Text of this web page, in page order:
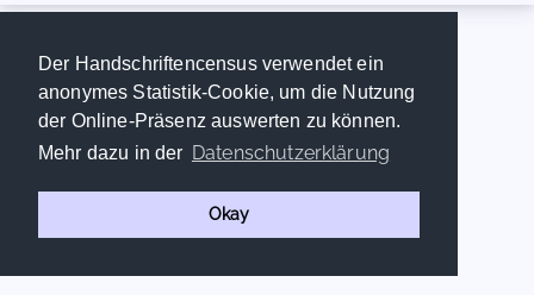
Der Handschriftencensus verwendet ein
anonymes Statistik-Cookie, um die Nutzung
der Online-Präsenz auswerten zu können.
Mehr dazu in der Datenschutzerklärung
Okay